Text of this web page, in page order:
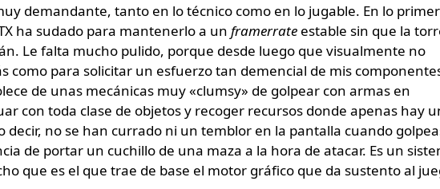
demandante, tanto en lo técnico como en lo jugable. En lo
ha sudado para mantenerlo a un framerrate estable sin que la
Le falta mucho pulido, porque desde luego que visualmente no
como para solicitar un esfuerzo tan demencial de mis
de unas mecánicas muy «clumsy» de golpear con armas en
con toda clase de objetos y recoger recursos donde apenas hay
no se han currado ni un temblor en la pantalla cuando
de portar un cuchillo de una maza a la hora de atacar. Es un
que es el que trae de base el motor gráfico que da sustento al